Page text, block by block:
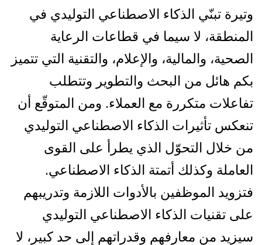
وتيرة تبنّي الذكاء الاصطناعي التوليدي في
المنطقة، لا سيما في قطاعات الرعاية
الصحية، والمالية، والإعلام، والتقنية التي تتميز
بكم هائل من البحث والتطوير وتتطلب
تفاعلات متكررة مع العملاء. ومن المتوقّع أن
تنعكس تأثيرات الذكاء الاصطناعي التوليدي
من خلال التحوّل الذي يطرأ على القوى
العاملة وكذلك أتمتة الذكاء الاصطناعي.
فتزويد الموظفين بالأدوات اللازمة وتدريبهم
على تقنيات الذكاء الاصطناعي التوليدي
سيزيد من معارفهم وقدراتهم إلى حد كبير، لا